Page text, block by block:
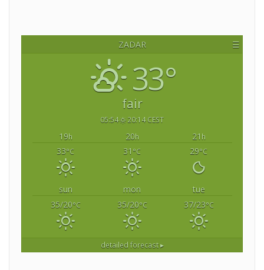
ZADAR ☰
33°
fair
05:54 20:14 CEST
19h 20h 21 h
33°C 31 °C 29°C
sun mon
tue
35/20°C 35/20°C 37/23°C
detailed forecast ▸